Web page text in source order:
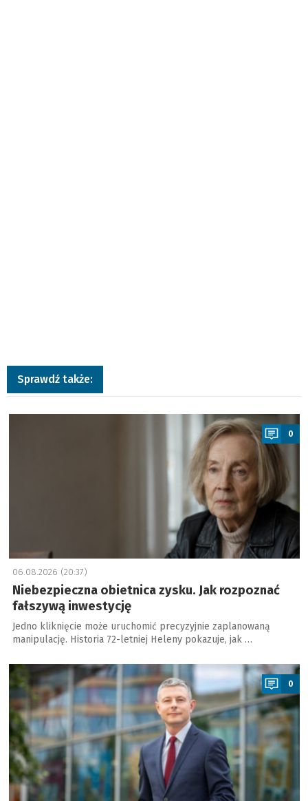
Sprawdź także:
a
0
06.08.2026 (20:37)
Niebezpieczna obietnica zysku. Jak rozpoznać
fałszywą inwestycję
Jedno kliknięcie może uruchomić precyzyjnie zaplanowaną
manipulację. Historia 72-letniej Heleny pokazuje, jak …
a
0